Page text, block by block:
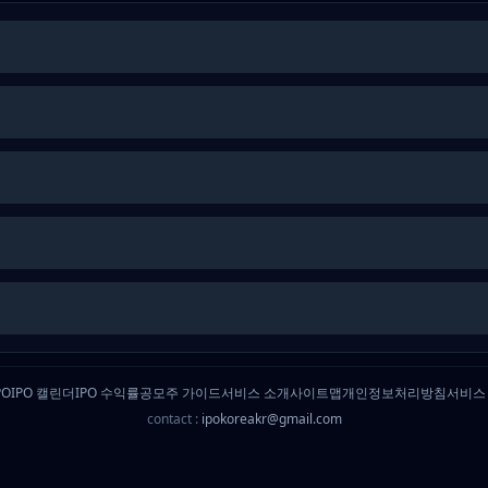
IPO 캘린더IPO 수익률공모주 가이드서비스 소개사이트맵개인정보처리방침서비
contact : ipokoreakr@gmail.com